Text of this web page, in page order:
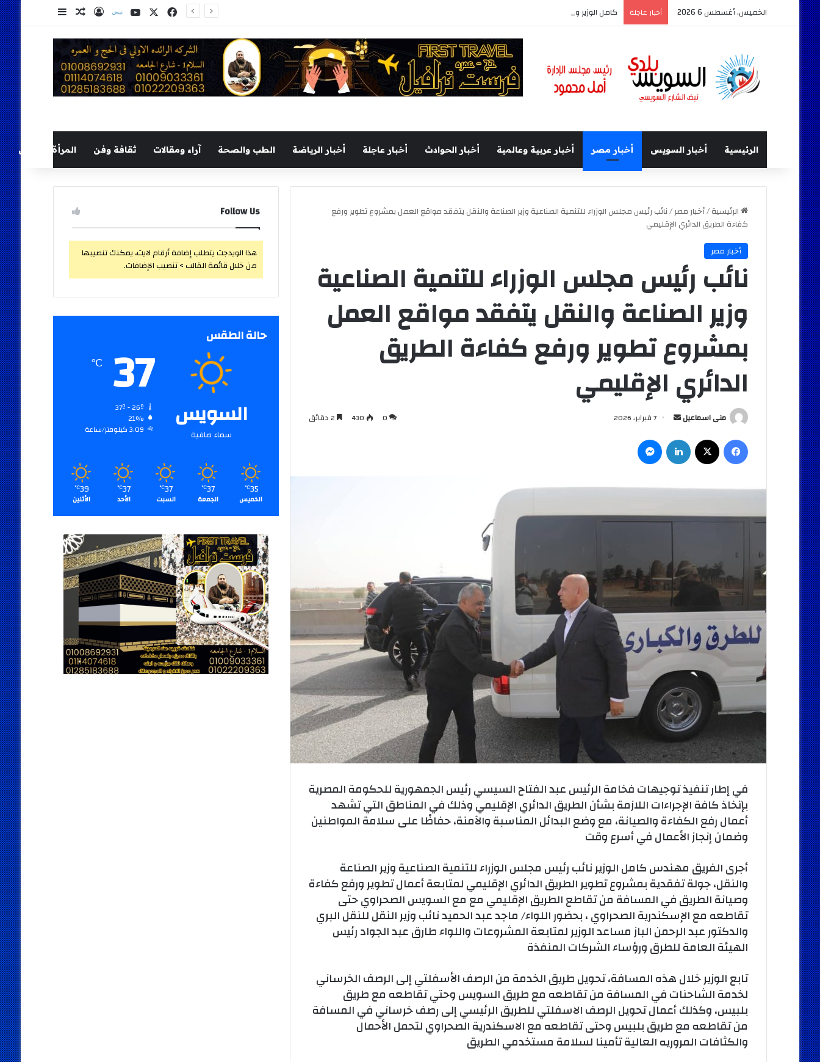
الخميس, أغسطس 6 2026 أخبار عاجلة كامل الوزير وزير النقل يجري جولة تفقدية بميناء السخنة اليوم فيسبوك
‫X
‫YouTube
نلضتسجيل الدخول
مقال عشوائي
إضافة عمود
الرئيسية أخبار السويس أخبار مصر أخبار عربية وعالمية أخبار الحوادث أخبار عاجلة أخبار الرياضة الطب والصحة آراء ومقالات ثقافة وفن المرأة والطفل
الرئيسية/أخبار مصر/نائب رئيس مجلس الوزراء للتنمية الصناعية وزير الصناعة والنقل يتفقد مواقع العمل بمشروع تطوير ورفع
كفاءة الطريق الدائري الإقليمي
أخبار مصر
نائب رئيس مجلس الوزراء للتنمية الصناعية
وزير الصناعة والنقل يتفقد مواقع العمل
بمشروع تطوير ورفع كفاءة الطريق
الدائري الإقليمي
منى اسماعيل
أرسل
إلكترونيا
7 فبراير، 2026 0
430 2 دقائق
فيسبوك لينكدإن
في إطار تنفيذ توجيهات فخامة الرئيس عبد الفتاح السيسي رئيس الجمهورية للحكومة المصرية
بإتخاذ كافة الإجراءات اللازمة بشأن الطريق الدائري الإقليمي وذلك في المناطق التي تشهد
أعمال رفع الكفاءة والصيانة، مع وضع البدائل المناسبة والآمنة، حفاظًا على سلامة المواطنين
وضمان إنجاز الأعمال في أسرع وقت
أجرى الفريق مهندس كامل الوزير نائب رئيس مجلس الوزراء للتنمية الصناعية وزير الصناعة
والنقل، جولة تفقدية بمشروع تطوير الطريق الدائري الإقليمي لمتابعة أعمال تطوير ورفع كفاءة
وصيانة الطريق في المسافة من تقاطع الطريق الإقليمي مع مع السويس الصحراوي حتى
تقاطعه مع الإسكندرية الصحراوي ، بحضور اللواء/ ماجد عبد الحميد نائب وزير النقل للنقل البري
والدكتور عبد الرحمن الباز مساعد الوزير لمتابعة المشروعات واللواء طارق عبد الجواد رئيس
الهيئة العامة للطرق ورؤساء الشركات المنفذة
تابع الوزير خلال هذه المسافة، تحويل طريق الخدمة من الرصف الأسفلتي إلى الرصف الخرساني
لخدمة الشاحنات في المسافة من تقاطعه مع طريق السويس وحتي تقاطعه مع طريق
بلبيس، وكذلك أعمال تحويل الرصف الاسفلتي للطريق الرئيسي إلى رصف خرساني في المسافة
من تقاطعه مع طريق بلبيس وحتى تقاطعه مع الاسكندرية الصحراوي لتحمل الأحمال
والكثافات المروريه العالية تأمينا لسلامة مستخدمي الطريق
Follow Us
هذا الويدجت يتطلب إضافة أرقام لايت، يمكنك تنصيبها
من خلال قائمة القالب > تنصيب الإضافات.
حالة الطقس
السويس
سماء صافية
37
℃
21%
3.09 كيلومتر/ساعة
35
℃
الخميس
37
℃
الجمعة
37
℃
السبت
37
℃
الأحد
39
℃
الأثنين